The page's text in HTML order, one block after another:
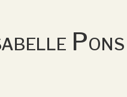
Pons